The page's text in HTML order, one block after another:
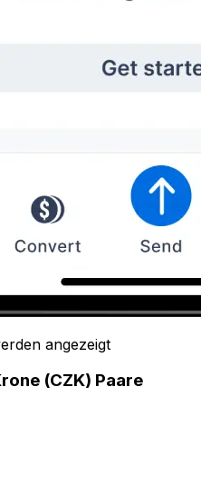
angezeigt
(CZK) Paare